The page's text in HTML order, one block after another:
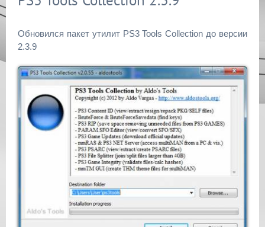
Обновился пакет утилит PS3 Tools Collection до версии
2.3.9